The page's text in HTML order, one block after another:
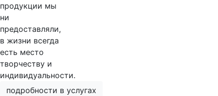
продукции мы
ни
предоставляли,
в жизни всегда
есть место
творчеству и
индивидуальности.
подробности в услугах